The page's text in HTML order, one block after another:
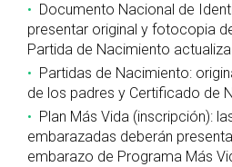
Documento Nacional de
presentar original y fotocopia
Partida de Nacimiento
Partidas de Nacimiento:
de los padres y Certificado de
Plan Más Vida (inscripción):
embarazadas deberán
embarazo de Programa Más